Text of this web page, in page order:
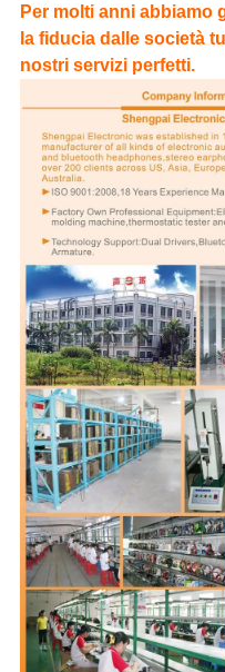
Per molti anni abbiamo
la fiducia dalle società
nostri servizi perfetti.